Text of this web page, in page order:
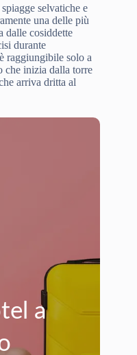
selvatiche e
una delle più
dalle cosiddette
durante
raggiungibile solo a
che inizia dalla torre
arriva dritta al
a